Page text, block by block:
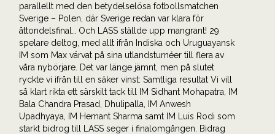
parallellt med den betydelselösa fotbollsmatchen
Sverige – Polen, där Sverige redan var klara för
åttondelsfinal… Och LASS ställde upp mangrant! 29
spelare deltog, med allt ifrån Indiska och Uruguayansk
IM som Max värvat på sina utlandsturnéer till flera av
våra nybörjare. Det var länge jämnt, men på slutet
ryckte vi ifrån till en säker vinst: Samtliga resultat Vi vill
så klart rikta ett särskilt tack till IM Sidhant Mohapatra, IM
Bala Chandra Prasad, Dhulipalla, IM Anwesh
Upadhyaya, IM Hemant Sharma samt IM Luis Rodi som
starkt bidrog till LASS seger i finalomgången. Bidrag